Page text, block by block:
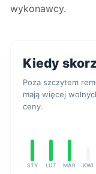
wykonawcy.
Kiedy
Poza szczytem
mają więcej
ceny.
STY LUT MAR KWI